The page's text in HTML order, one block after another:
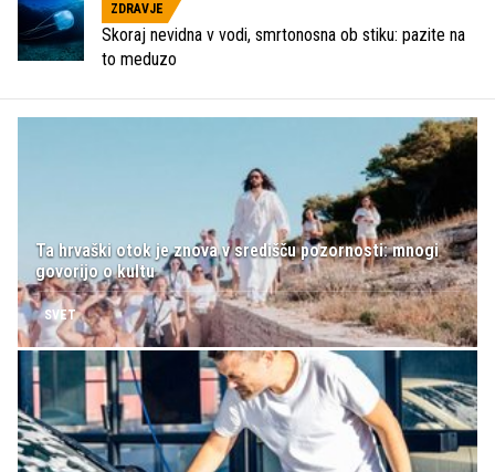
ZDRAVJE
Skoraj nevidna v vodi, smrtonosna ob stiku: pazite na
to meduzo
Ta hrvaški otok je znova v središču pozornosti: mnogi
govorijo o kultu
SVET